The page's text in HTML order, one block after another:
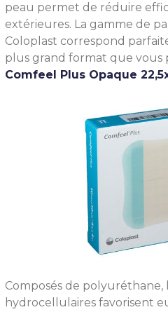
peau permet de réduire
extérieures. La gamme de
Coloplast correspond
plus grand format que vous
Comfeel Plus Opaque
Composés de polyuréthane,
hydrocellulaires favorisent